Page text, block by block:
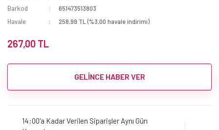
Barkod
651473513803
Havale
258,99 TL (%3,00 havale indirimi)
267,00 TL
GELİNCE HABER VER
14:00'a Kadar Verilen Siparişler Aynı Gün